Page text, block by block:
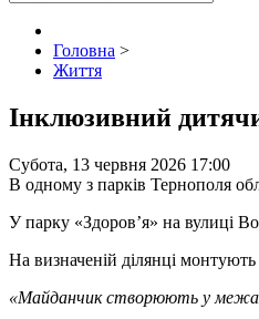
Головна >
Життя
Інклюзивний
Субота, 13 червня 2026 17:00
В одному з парків Тернополя
У парку «Здоров’я» на вулиці
На визначеній ділянці
«Майданчик створюють у межах